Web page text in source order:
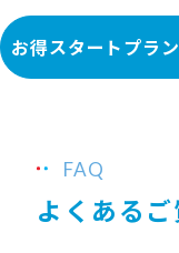
お得スタートプラ
FAQ
よくある